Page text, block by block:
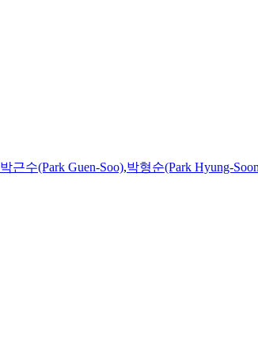
박근수(Park Guen-Soo),박형순(Park Hyung-